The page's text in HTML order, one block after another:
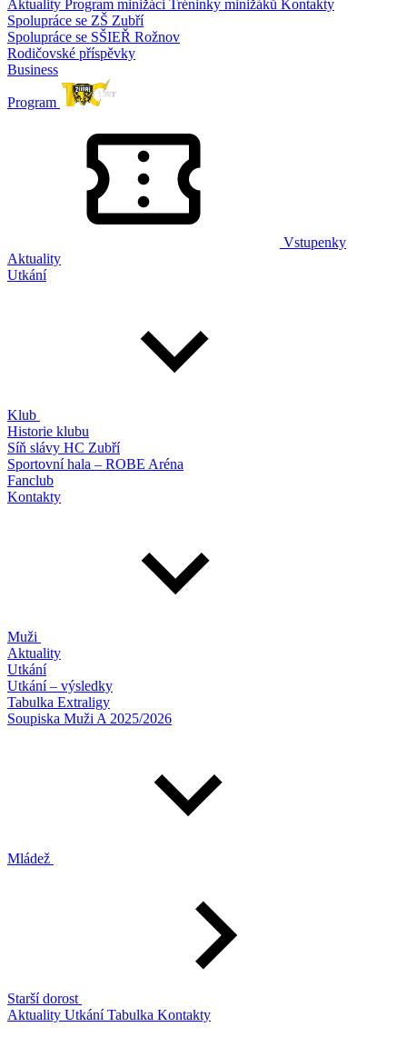
Aktuality Program minižáci Tréninky minižáků Kontakty
Spolupráce se ZŠ Zubří
Spolupráce se SŠIEŘ Rožnov
Rodičovské příspěvky
Business
Program
Vstupenky
Aktuality
Utkání
Klub
Historie klubu
Síň slávy HC Zubří
Sportovní hala – ROBE Aréna
Fanclub
Kontakty
Muži
Aktuality
Utkání
Utkání – výsledky
Tabulka Extraligy
Soupiska Muži A 2025/2026
Mládež
Starší dorost
Aktuality UtkáníTabulka Kontakty